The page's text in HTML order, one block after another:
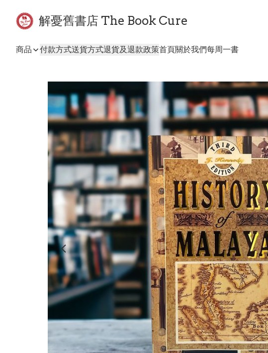
解憂舊書店 The Book Cure
商品 付款方式送貨方式退貨及退款政策首頁關於我們每周一書